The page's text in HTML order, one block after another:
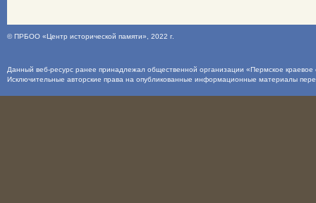
©ПРБОО «Центр исторической памяти» , 2022 г.
Данный веб-ресурс ранее принадлежал общественной организации «Пермское
Исключительные авторские права на опубликованные информационные материалы